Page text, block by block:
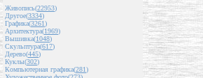
Живопись(22953)
Другое(3334)
Графика(3261)
Архитектура(1969)
Вышивка(1048)
Скульптура(617)
Дерево(445)
Куклы(302)
Компьютерная графика(281)